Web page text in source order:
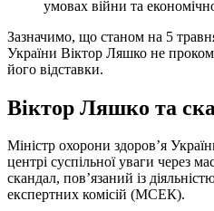
умовах війни та
Зазначимо, що станом на 5
України Віктор Ляшко не
його відставки.
Віктор Ляшко та
Міністр охорони здоров’я
центрі суспільної уваги через
скандал, пов’язаний із
експертних комісій (МСЕК).